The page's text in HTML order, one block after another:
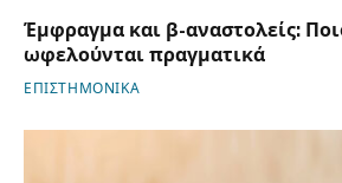
Έμφραγμα και β-αναστολείς:
ωφελούνται πραγματικά
ΕΠΙΣΤΗΜΟΝΙΚΑ